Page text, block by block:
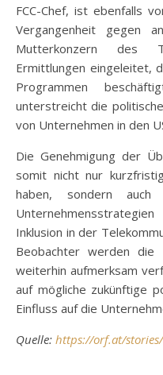
FCC-Chef, ist ebenfalls
Vergangenheit gegen
Mutterkonzern des
Ermittlungen eingeleitet,
Programmen
unterstreicht die
von Unternehmen in den
Die Genehmigung der
somit nicht nur
haben, sondern
Inklusion in der
Beobachter werden die
weiterhin aufmerksam
auf mögliche zukünftige
Einfluss auf die
Quelle: https://orf.at/